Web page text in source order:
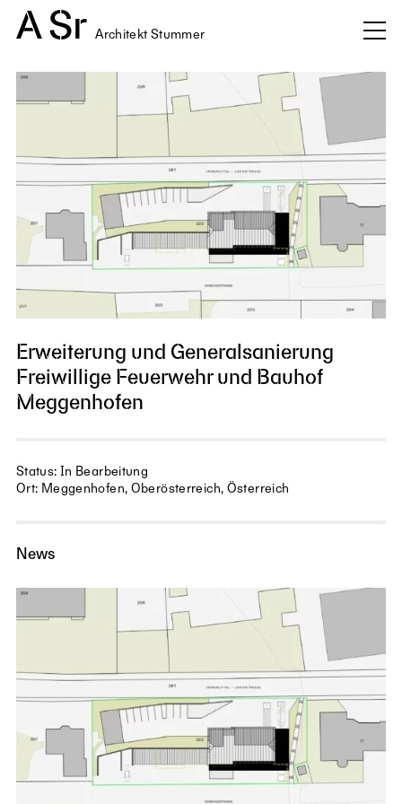
Architekt Stummer
Erweiterung und Generalsanierung
Freiwillige Feuerwehr und Bauhof
Meggenhofen
Status: In Bearbeitung
Ort: Meggenhofen, Oberösterreich, Österreich
News